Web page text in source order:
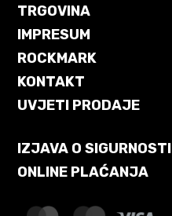
TRGOVINA
IMPRESUM
ROCKMARK
KONTAKT
UVJETI PRODAJE
IZJAVA O SIGURNOSTI
ONLINE PLAĆANJA